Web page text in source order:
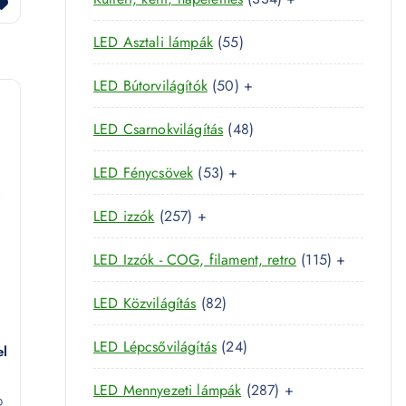
k
k
r
m
k
t
e
r
é
k
3
t
k
LED Asztali lámpák 555
5
t
e
r
LED Bútorvilágítók 505
0
t
e
r
k
+
LED Csarnokvilágítás 484
8
e
m
LED Fénycsövek 535
3
e
r
m
é
k
+
LED izzók 2572
5
7
t
e
m
é
+
LED Izzók - COG, filament, retro 1151
1
t
+
LED Közvilágítás 828
2
t
e
r
LED Lépcsővilágítás 242
4
t
LED Mennyezeti lámpák 2872 +